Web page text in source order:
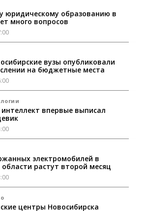
юридическому образованию в
много вопросов
вузы опубликовали
на бюджетные места
впервые выписал
электромобилей в
растут второй месяц
центры Новосибирска